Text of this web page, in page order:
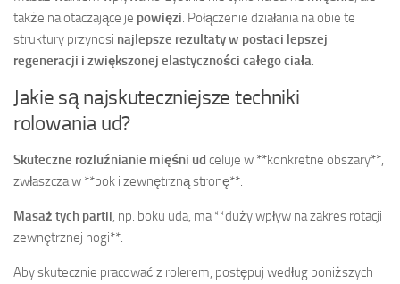
także na otaczające je powięzi. Połączenie działania na obie te
struktury przynosi najlepsze rezultaty w postaci lepszej
regeneracji i zwiększonej elastyczności całego ciała.
Jakie są najskuteczniejsze techniki
rolowania ud?
Skuteczne rozluźnianie mięśni ud celuje w **konkretne obszary**,
zwłaszcza w **bok i zewnętrzną stronę**.
Masaż tych partii, np. boku uda, ma **duży wpływ na zakres rotacji
zewnętrznej nogi**.
Aby skutecznie pracować z rolerem, postępuj według poniższych